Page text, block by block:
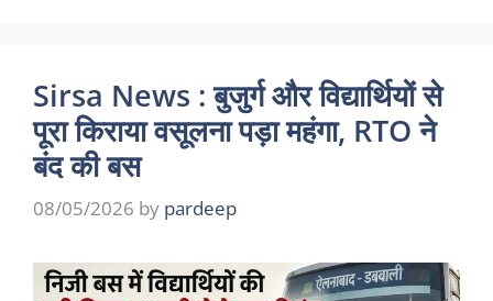
Sirsa News : बुजुर्ग और विद्यार्थियों से
पूरा किराया वसूलना पड़ा महंगा, RTO ने
बंद की बस
08/05/2026 by pardeep